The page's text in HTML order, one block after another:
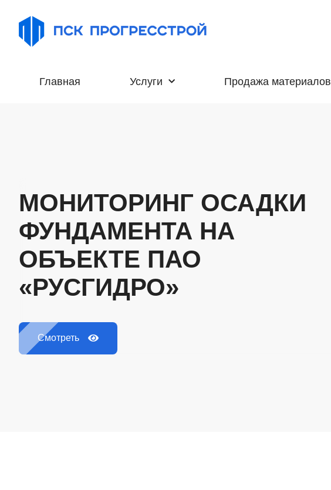
Главная Услуги Продажа материалов
МОНИТОРИНГ ОСАДКИ
ФУНДАМЕНТА НА
ОБЪЕКТЕ ПАО
«РУСГИДРО»
Смотреть